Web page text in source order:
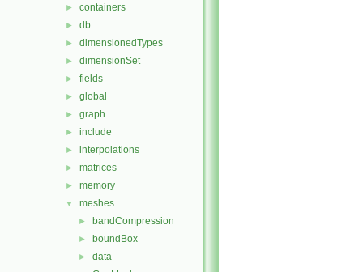
► containers
► db
► dimensionedTypes
► dimensionSet
► fields
► global
► graph
► include
► interpolations
► matrices
► memory
▼ meshes
► bandCompression
► boundBox
► data